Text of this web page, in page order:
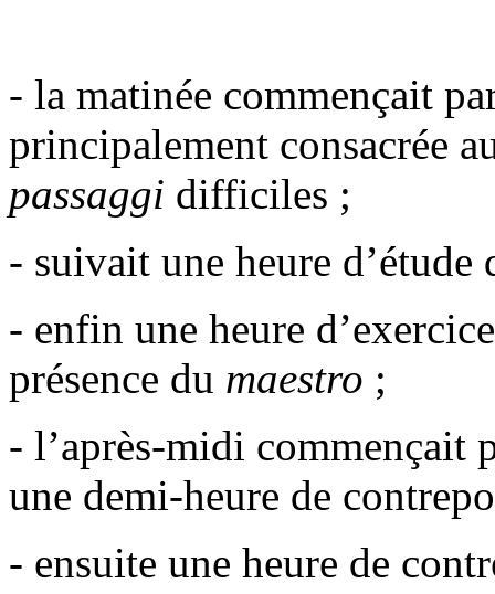
- la matinée commençait
principalement consacrée
passaggi difficiles ;
- suivait une heure d’étude
- enfin une heure
présence du maestro ;
- l’après-midi commençait
une demi-heure de
- ensuite une heure de